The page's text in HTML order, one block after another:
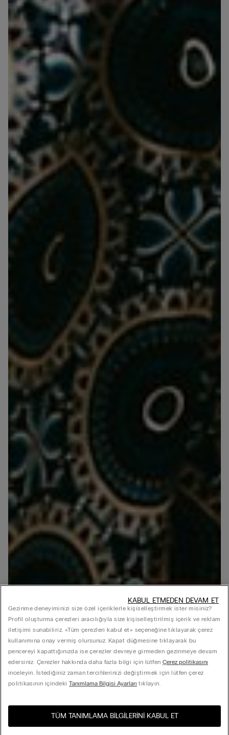
United States
Gezinme deneyiminizi size özel içeriklerle kişiselleştirmek ister misiniz?
Profil oluşturma çerezleri aracılığıyla size kişiselleştirilmiş içerik ve reklam
iletişimi sunabiliriz. «Tüm çerezleri kabul et» seçeneğine tıklayarak çerez
kullanımına onay vermiş olursunuz. Kapat düğmesine tıklayarak bu
pencereyi kapattığınızda ise çerezler devreye girmeden gezinmeye devam
edersiniz. Çerezler hakkında daha fazla bilgi için lütfen Çerez politikasını
inceleyin. İstediğiniz zaman tercihlerinizi değiştirmek için lütfen çerez
politikasının içindeki Tanımlama Bilgisi Ayarları tıklayın.
TÜM TANIMLAMA BILGILERINI KABUL ET
KABUL ETMEDEN DEVAM ET